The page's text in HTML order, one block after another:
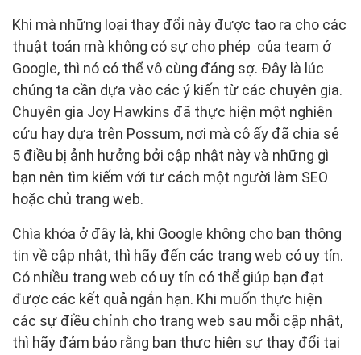
Khi mà những loại thay đổi này được tạo ra cho các
thuật toán mà không có sự cho phép của team ở
Google, thì nó có thể vô cùng đáng sợ. Đây là lúc
chúng ta cần dựa vào các ý kiến từ các chuyên gia.
Chuyên gia Joy Hawkins đã thực hiện một nghiên
cứu hay dựa trên Possum, nơi mà cô ấy đã chia sẻ
5 điều bị ảnh hưởng bởi cập nhật này và những gì
bạn nên tìm kiếm với tư cách một người làm SEO
hoặc chủ trang web.
Chìa khóa ở đây là, khi Google không cho bạn thông
tin về cập nhật, thì hãy đến các trang web có uy tín.
Có nhiều trang web có uy tín có thể giúp bạn đạt
được các kết quả ngắn hạn. Khi muốn thực hiện
các sự điều chỉnh cho trang web sau mỗi cập nhật,
thì hãy đảm bảo rằng bạn thực hiện sự thay đổi tại